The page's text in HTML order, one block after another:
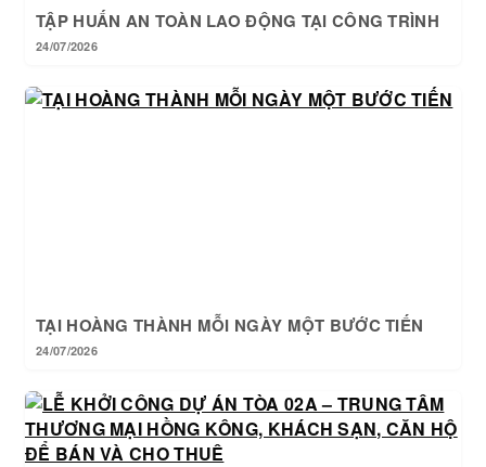
TẬP HUẤN AN TOÀN LAO ĐỘNG TẠI CÔNG TRÌNH
24/07/2026
TẠI HOÀNG THÀNH MỖI NGÀY MỘT BƯỚC TIẾN
24/07/2026